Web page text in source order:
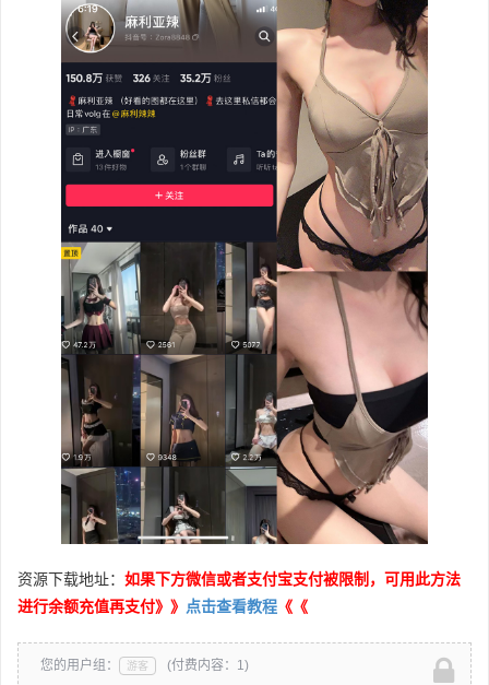
资源下载地址： 如果下方微信或者支付宝支付被限制，可用此方法
进行余额充值再支付》》 点击查看教程 《《
您的用户组： 游客 (付费内容：1)